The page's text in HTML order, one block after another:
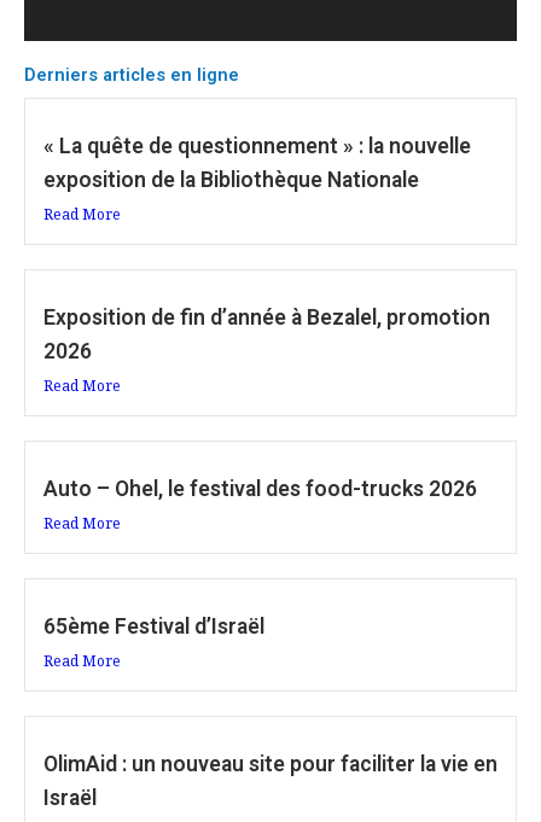
Derniers articles en ligne
« La quête de questionnement » : la nouvelle
exposition de la Bibliothèque Nationale
Read More
Exposition de fin d’année à Bezalel, promotion
2026
Read More
Auto – Ohel, le festival des food-trucks 2026
Read More
65ème Festival d’Israël
Read More
OlimAid : un nouveau site pour faciliter la vie en
Israël